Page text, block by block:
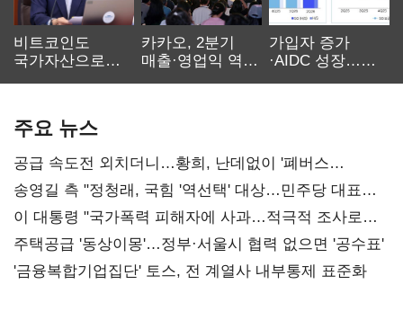
비트코인도
국가자산으로…'
카카오, 2분기
매출·영업익 역대
가입자 증가
·AIDC 성장…
주요 뉴스
공급 속도전 외치더니…황희, 난데없이 '폐버스
리모델링' 제안
송영길 측 "정청래, 국힘 '역선택' 대상…민주당 대표로
총선 지휘 못해"
이 대통령 "국가폭력 피해자에 사과…적극적 조사로
진실 밝혀야"
주택공급 '동상이몽'…정부·서울시 협력 없으면 '공수표'
'금융복합기업집단' 토스, 전 계열사 내부통제 표준화